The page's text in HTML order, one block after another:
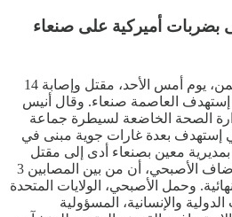
أعلنت جماعة الحوثي في اليمن، يوم أمس الأحد، مقتل وإصابة 14
العاصمة صنعاء. وقال أنيس
الصحة الخاضعة لسيطرة جماعة
إستهدف بعدة غارات جوية مبنى في
معين بصنعاء أدى إلى مقتل
مواطن وإصابة 13 آخرين. وأضاف الأصبحي، أن من بين المصابين 3
وحمل الأصبحي، الولايات المتحدة
والإنسانية، المسؤولية